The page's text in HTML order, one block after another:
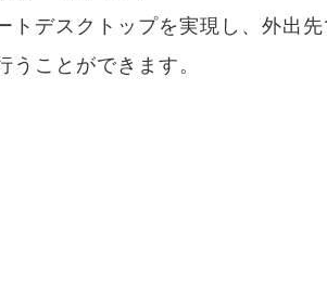
トデスクトップを実現し、外出先
うことができます。